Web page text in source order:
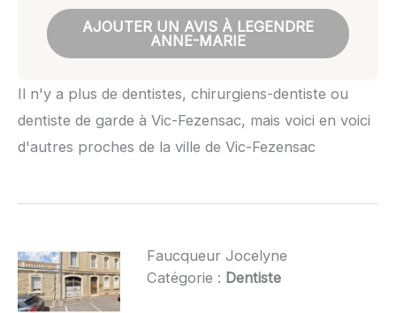
AJOUTER UN AVIS À LEGENDRE
ANNE-MARIE
Il n'y a plus de dentistes, chirurgiens-dentiste ou
dentiste de garde à Vic-Fezensac, mais voici en voici
d'autres proches de la ville de Vic-Fezensac
Faucqueur Jocelyne
Catégorie : Dentiste